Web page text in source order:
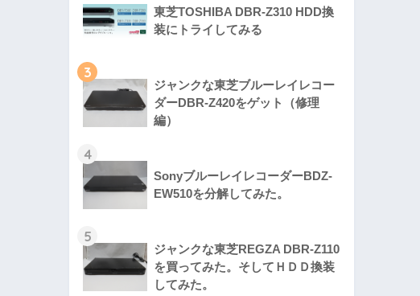
東芝TOSHIBA DBR-Z310 HDD換
装にトライしてみる
3
ジャンクな東芝ブルーレイレコー
ダーDBR-Z420をゲット（修理
編）
4
SonyブルーレイレコーダーBDZ-
EW510を分解してみた。
5
ジャンクな東芝REGZA DBR-Z110
を買ってみた。そしてＨＤＤ換装
してみた。